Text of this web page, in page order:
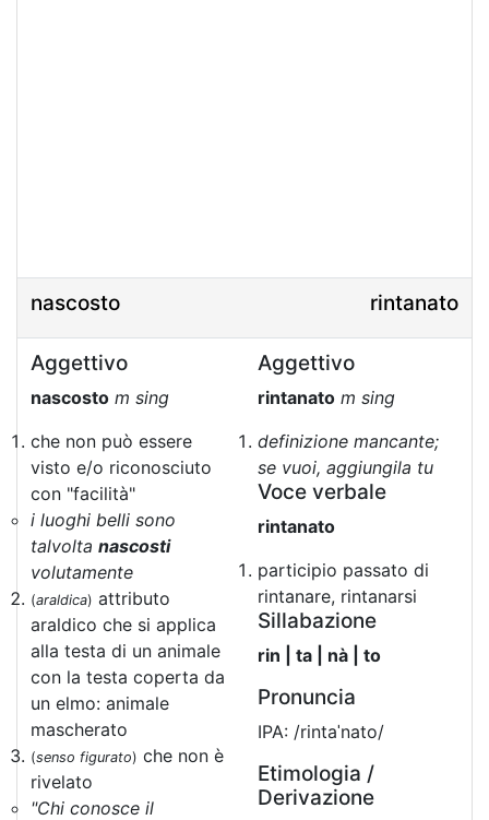
nascosto rintanato
Aggettivo
nascosto m sing
che non può essere
visto e/o riconosciuto
con "facilità"
i luoghi belli sono
talvolta nascosti
volutamente
(araldica) attributo
araldico che si applica
alla testa di un animale
con la testa coperta da
un elmo: animale
mascherato
(senso figurato) che non è
rivelato
"Chi conosce il
Aggettivo
rintanato m sing
definizione mancante;
se vuoi, aggiungila tu
Voce verbale
rintanato
participio passato di
rintanare, rintanarsi
Sillabazione
rin | ta | nà | to
Pronuncia
IPA: /rintaˈnato/
Etimologia /
Derivazione